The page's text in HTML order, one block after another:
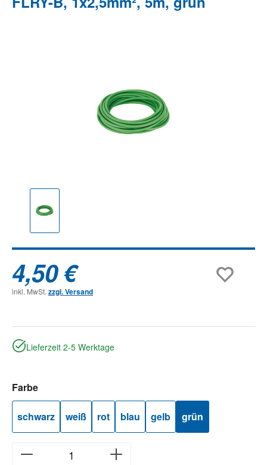
4,50 €
inkl. MwSt. zzgl. Versand
Lieferzeit 2-5 Werktage
Farbeauswählen
schwarz weiß rot blau gelb grün